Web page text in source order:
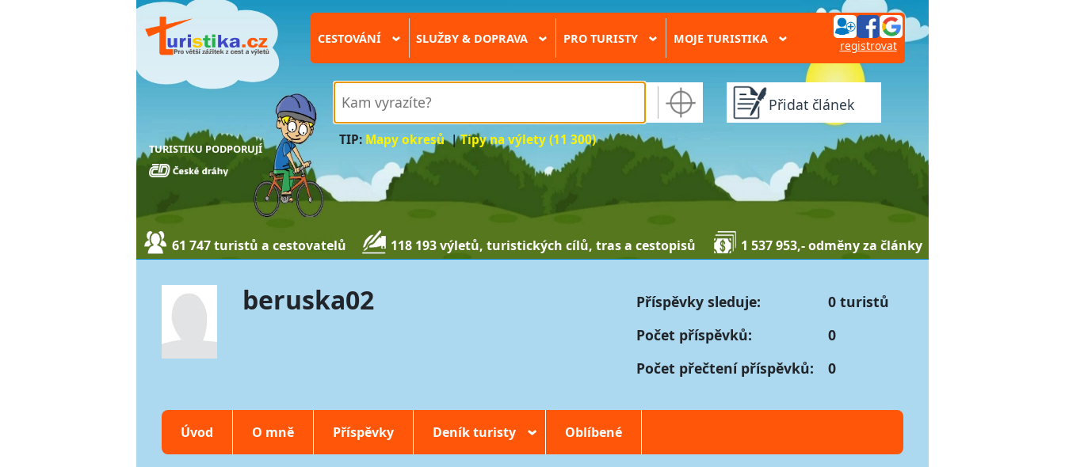
TURISTIKU PODPORUJÍ
CESTOVÁNÍ › SLUŽBY & DOPRAVA › PRO TURISTY › MOJE TURISTIKA › registrovat
TIP: Mapy okresů|Tipy na výlety (11 300)
Přidat článek
61 747 turistů a cestovatelů 118 193 výletů, turistických cílů, tras a cestopisů 1 537 953,- odměny za články
beruska02 Příspěvky sleduje:
0 turistů
Počet příspěvků:
0
Počet přečtení příspěvků:
0
Úvod O mně Příspěvky Deník turisty › Oblíbené